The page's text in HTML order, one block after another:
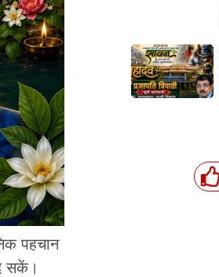
पहचान
सकें।